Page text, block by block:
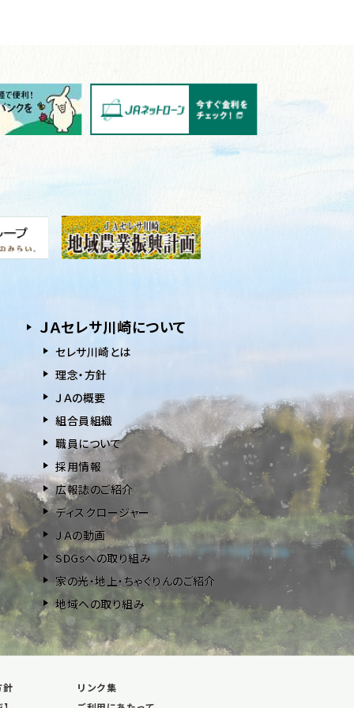
ＪＡセレサ川崎について
セレサ川崎とは
理念・方針
ＪＡの概要
組合員組織
職員について
採用情報
広報誌のご紹介
ディスクロージャー
ＪＡの動画
SDGsへの取り組み
家の光・地上・ちゃぐりんのご紹介
地域への取り組み
針
リンク集